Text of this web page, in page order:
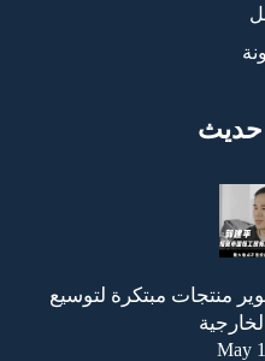
منتجات مبتكرة لتوسيع
May